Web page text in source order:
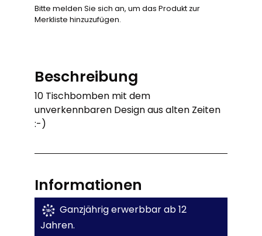
Bitte melden Sie sich an, um das Produkt zur
Merkliste hinzuzufügen.
Beschreibung
10 Tischbomben mit dem
unverkennbaren Design aus alten Zeiten
:-)
Informationen
Ganzjährig erwerbbar ab 12
Jahren.